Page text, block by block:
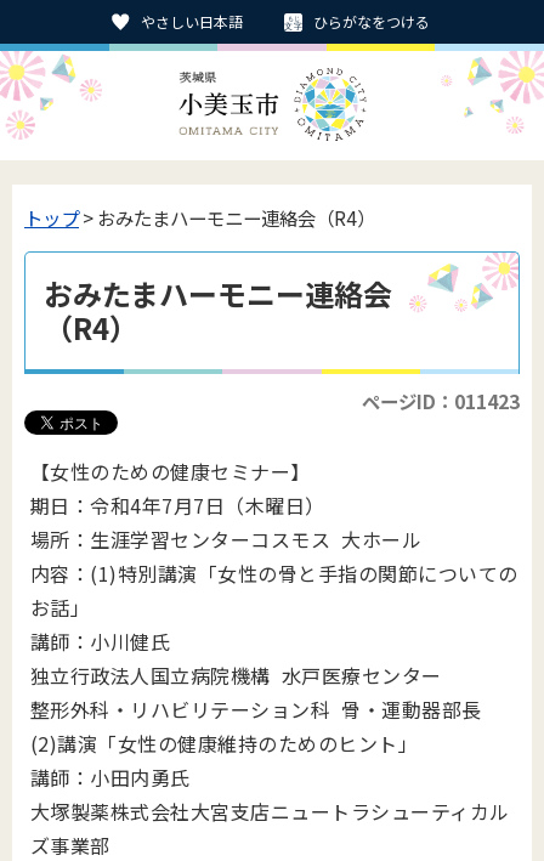
やさしい日本語 ひらがなをつける
トップ> おみたまハーモニー連絡会（R4）
おみたまハーモニー連絡会
（R4）
ページID：011423
【女性のための健康セミナー】
期日：令和4年7月7日（木曜日）
場所：生涯学習センターコスモス 大ホール
内容：(1)特別講演「女性の骨と手指の関節についての
お話」
講師：小川健氏
独立行政法人国立病院機構 水戸医療センター
整形外科・リハビリテーション科 骨・運動器部長
(2)講演「女性の健康維持のためのヒント」
講師：小田内勇氏
大塚製薬株式会社大宮支店ニュートラシューティ カル
ズ事業部